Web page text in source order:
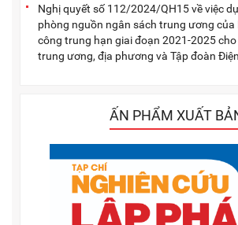
Nghị quyết số 112/2024/QH15 về việc
phòng nguồn ngân sách trung ương của
công trung hạn giai đoạn 2021-2025 cho
trung ương, địa phương và Tập đoàn
ẤN PHẨM XUẤT